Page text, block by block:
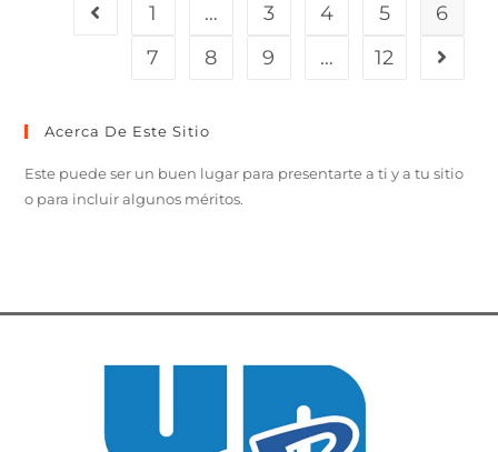
1 … 3 4 5
6
7
8 9 … 12
Acerca De Este Sitio
Este puede ser un buen lugar para presentarte a ti y a tu sitio
o para incluir algunos méritos.